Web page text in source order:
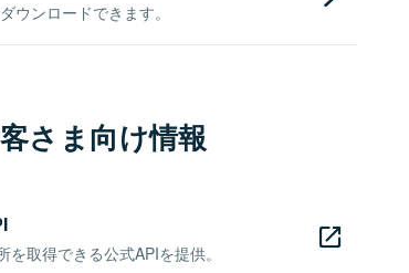
ウンロードできます。
さま向け情報
取得できる公式APIを提供。